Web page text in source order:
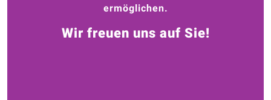
ermöglichen.
Wir freuen uns auf Sie!